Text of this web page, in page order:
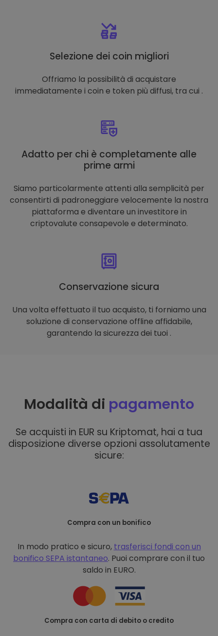
Selezione dei coin migliori
Offriamo la possibilità di acquistare
immediatamente i coin e token più diffusi, tra cui .
Adatto per chi è completamente alle
prime armi
Siamo particolarmente attenti alla semplicità per
consentirti di padroneggiare velocemente la nostra
piattaforma e diventare un investitore in
criptovalute consapevole e determinato.
Conservazione sicura
Una volta effettuato il tuo acquisto, ti forniamo una
soluzione di conservazione offline affidabile,
garantendo la sicurezza dei tuoi .
Modalità di pagamento
Se acquisti in EUR su Kriptomat, hai a tua
disposizione diverse opzioni assolutamente
sicure:
Compra con un bonifico
In modo pratico e sicuro, trasferisci fondi con un
bonifico SEPA istantaneo. Puoi comprare con il tuo
saldo in EURO.
Compra con carta di debito o credito